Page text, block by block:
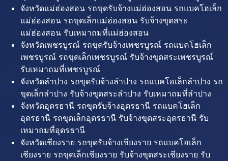
จังหวัดแม่ฮ่องสอน รถขุดรับจ้างแม่ฮ่องสอน รถแบคโฮเล็ก
แม่ฮ่องสอน รถขุดเล็กแม่ฮ่องสอน รับจ้างขุดสระ
แม่ฮ่องสอน รับเหมาถมที่แม่ฮ่องสอน
จังหวัดเพชรบูรณ์ รถขุดรับจ้างเพชรบูรณ์ รถแบคโฮเล็ก
เพชรบูรณ์ รถขุดเล็กเพชรบูรณ์ รับจ้างขุดสระเพชรบูรณ์
รับเหมาถมที่เพชรบูรณ์
จังหวัดลำปาง รถขุดรับจ้างลำปาง รถแบคโฮเล็กลำปาง รถ
ขุดเล็กลำปาง รับจ้างขุดสระลำปาง รับเหมาถมที่ลำปาง
จังหวัดอุดรธานี รถขุดรับจ้างอุดรธานี รถแบคโฮเล็ก
อุดรธานี รถขุดเล็กอุดรธานี รับจ้างขุดสระอุดรธานี รับ
เหมาถมที่อุดรธานี
จังหวัดเชียงราย รถขุดรับจ้างเชียงราย รถแบคโฮเล็ก
เชียงราย รถขุดเล็กเชียงราย รับจ้างขุดสระเชียงราย รับ